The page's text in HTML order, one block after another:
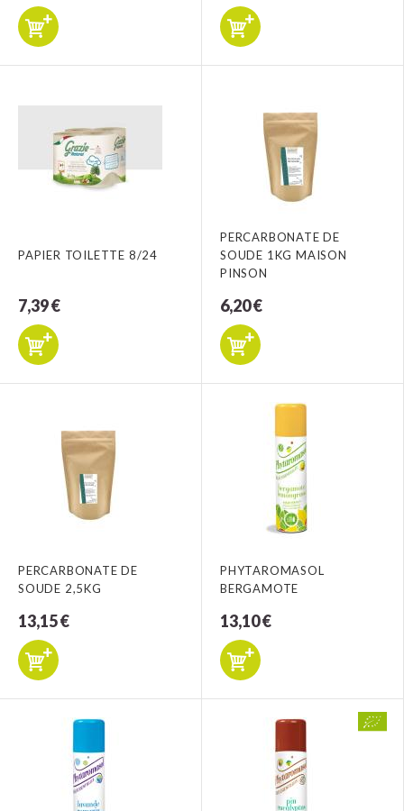
PAPIER TOILETTE 8/24
7,39 €
PERCARBONATE DE
SOUDE 1KG MAISON
PINSON
6,20 €
PERCARBONATE DE
SOUDE 2,5KG
13,15 €
PHYTAROMASOL
BERGAMOTE
13,10 €